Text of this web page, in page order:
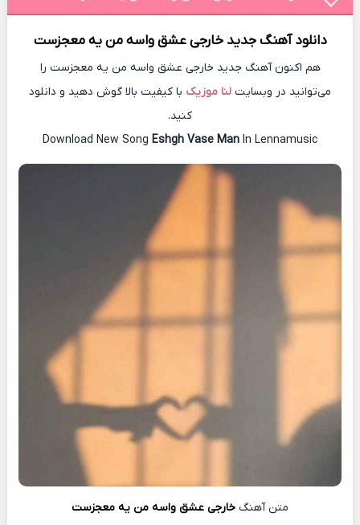
دانلود آهنگ جدید خارجی عشق واسه من یه معجزست
هم اکنون آهنگ جدید خارجی عشق واسه من یه معجزست را
می‌توانید در وبسایت لنا موزیک با کیفیت بالا گوش دهید و دانلود
کنید.
Download New Song Eshgh Vase Man In Lennamusic
متن آهنگ خارجی عشق واسه من یه معجزست